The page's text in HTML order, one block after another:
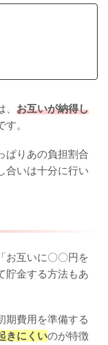
お互いが納得し
す。
ぱりあの負担割合
合いは十分に行い
お互いに〇〇円を
貯金する方法もあ
期費用を準備する
きにくいのが特徴